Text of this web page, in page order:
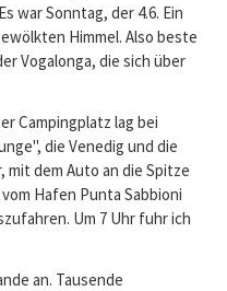
war Sonntag, der 4.6. Ein
Himmel. Also beste
Vogalonga, die sich über
Campingplatz lag bei
die Venedig und die
dem Auto an die Spitze
Hafen Punta Sabbioni
Um 7 Uhr fuhr ich
an. Tausende